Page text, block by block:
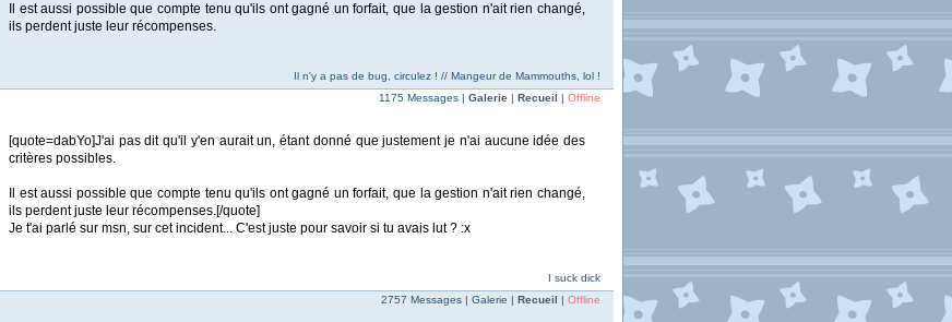
Il est aussi possible que compte tenu qu'ils ont gagné un forfait, que la gestion n'ait rien changé,
ils perdent juste leur récompenses.
Il n'y a pas de bug, circulez ! // Mangeur de Mammouths, lol !
1175 Messages | Galerie | Recueil | Offline
[quote=dabYo]J'ai pas dit qu'il y'en aurait un, étant donné que justement je n'ai aucune idée des
critères possibles.
Il est aussi possible que compte tenu qu'ils ont gagné un forfait, que la gestion n'ait rien changé,
ils perdent juste leur récompenses.[/quote]
Je t'ai parlé sur msn, sur cet incident... C'est juste pour savoir si tu avais lut ? :x
I suck dick
2757 Messages | Galerie | Recueil | Offline